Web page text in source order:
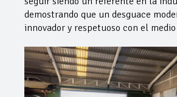
demostrando que un desguace
innovador y respetuoso con el